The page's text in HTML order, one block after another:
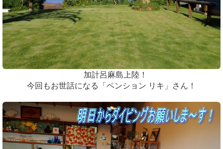
加計呂麻島上陸！
今回もお世話になる「ペンション リキ」さん！